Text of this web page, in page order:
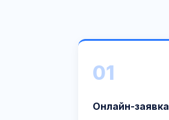
01
Онлайн-заявка